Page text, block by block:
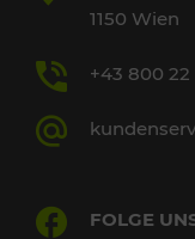
1150 Wien
+43 800 22
FOLGE